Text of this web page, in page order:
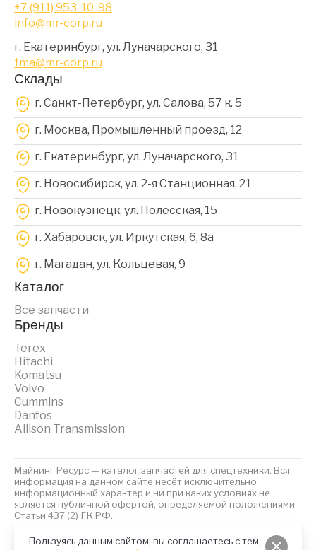
Пользуясь данным сайтом, вы соглашаетесь с тем,
+7 (911) 953-10-98
info@mr-corp.ru
г. Екатеринбург, ул. Луначарского, 31
tma@mr-corp.ru
Склады
г. Санкт-Петербург, ул. Салова, 57 к. 5
г. Москва, Промышленный проезд, 12
г. Екатеринбург, ул. Луначарского, 31
г. Новосибирск, ул. 2-я Станционная, 21
г. Новокузнецк, ул. Полесская, 15
г. Хабаровск, ул. Иркутская, 6, 8a
г. Магадан, ул. Кольцевая, 9
Каталог
Все запчасти
Бренды
Terex
Hitachi
Komatsu
Volvo
Cummins
Danfos
Allison Transmission
Майнинг Ресурс — каталог запчастей для спецтехники. Вся
информация на данном сайте несёт исключительно
информационный характер и ни при каких условиях не
является публичной офертой, определяемой положениями
Статьи 437 (2) ГК РФ.
Политика обработки персональных данныхФайлы Cookies